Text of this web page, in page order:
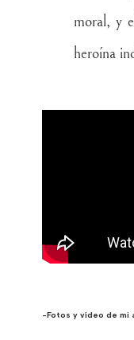
moral, y
heroína
-Fotos y vídeo de mi